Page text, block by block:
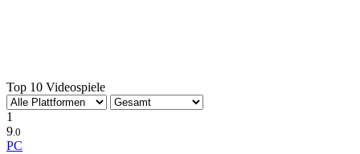
Top 10 Videospiele
1
9.0
PC